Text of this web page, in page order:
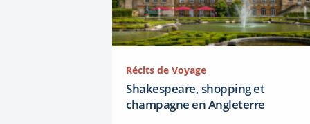
Récits de Voyage
Shakespeare, shopping et
champagne en Angleterre